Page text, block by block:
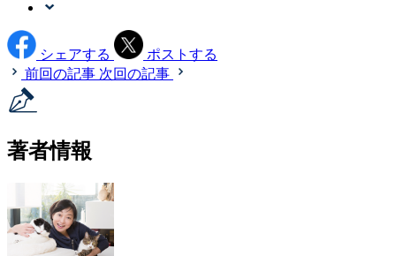
シェアする
ポストする
前回の記事 次回の記事
著者情報